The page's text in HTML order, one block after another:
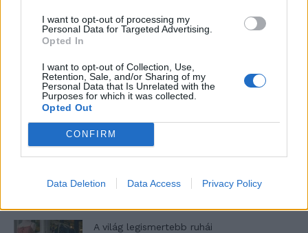
I want to opt-out of processing my
Personal Data for Targeted Advertising.
Opted In
I want to opt-out of Collection, Use,
Retention, Sale, and/or Sharing of my
Personal Data that Is Unrelated with the
Purposes for which it was collected.
Opted Out
CONFIRM
Data Deletion Data Access Privacy Policy
A legidegesítőbb kifejezések laza
Elyna Robbs: Adéle és az örökölt árnyak
Woody Allen megosztó zsenialitása
A világ legismertebb ruhái